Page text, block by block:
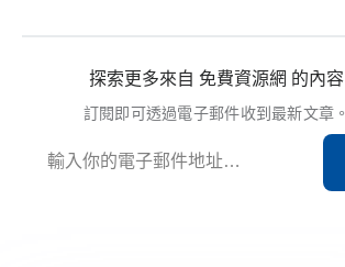
探索更多來自 免費資源網 的內容
訂閱即可透過電子郵件收到最新文章。